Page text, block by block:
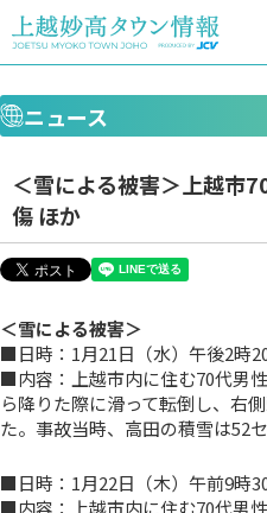
ニュース
＜雪による被害＞上越市
傷 ほか
＜雪による被害＞
■日時：1月21日（水）午後2時
■内容：上越市内に住む70代男
ら降りた際に滑って転倒し、右
た。事故当時、高田の積雪は52
■日時：1月22日（木）午前9時
■内容：上越市内に住む70代男